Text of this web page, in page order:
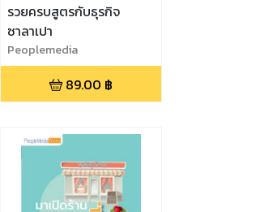
รวยครบสูตรกับธุรกิจ
ซาลาเปา
Peoplemedia
89.00 ฿